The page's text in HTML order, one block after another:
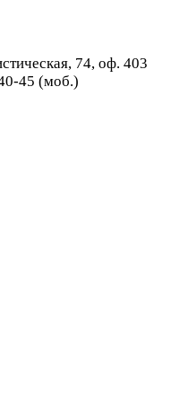
74, оф. 403
45 (моб.)